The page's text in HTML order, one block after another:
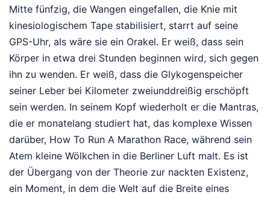
Mitte fünfzig, die Wangen eingefallen, die Knie mit
kinesiologischem Tape stabilisiert, starrt auf seine
GPS-Uhr, als wäre sie ein Orakel. Er weiß, dass sein
Körper in etwa drei Stunden beginnen wird, sich gegen
ihn zu wenden. Er weiß, dass die Glykogenspeicher
seiner Leber bei Kilometer zweiunddreißig erschöpft
sein werden. In seinem Kopf wiederholt er die Mantras,
die er monatelang studiert hat, das komplexe Wissen
darüber, How To Run A Marathon Race, während sein
Atem kleine Wölkchen in die Berliner Luft malt. Es ist
der Übergang von der Theorie zur nackten Existenz,
ein Moment, in dem die Welt auf die Breite eines